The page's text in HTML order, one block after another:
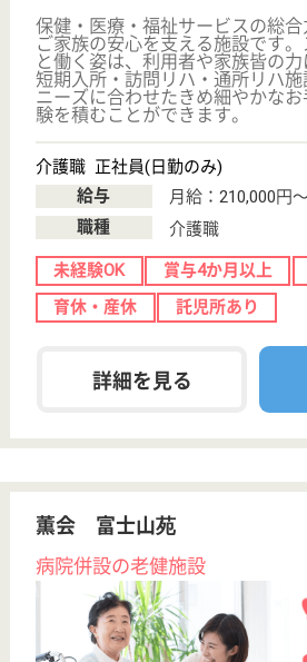
宝生会 白楽園
栃木県宇都宮市
宝木本町2140-2
居...
栃木県の宝生会 白楽園は、介護老人保健施設・デイ
ケア・ショートステイを運営しています。 ぜひ各求
人をご覧ください。
看護職 正社員
給与
月給：233,250円
職種
看護職
WEB問合せ
下野花岡駅車6
介護老人保健施
設, グループホ
ーム, デイケア